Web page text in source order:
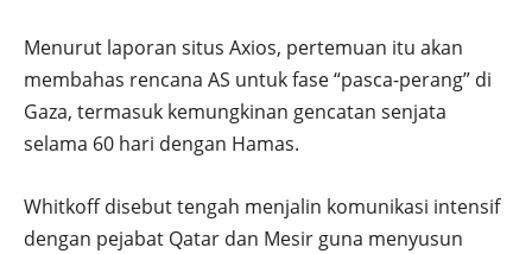
Menurut laporan situs Axios, pertemuan itu akan
membahas rencana AS untuk fase “pasca-perang” di
Gaza, termasuk kemungkinan gencatan senjata
selama 60 hari dengan Hamas.
Whitkoff disebut tengah menjalin komunikasi intensif
dengan pejabat Qatar dan Mesir guna menyusun